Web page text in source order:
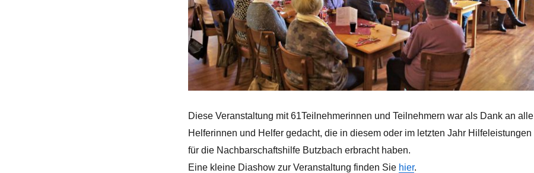
Diese Veranstaltung mit 61Teilnehmerinnen und Teilnehmern war als Dank an alle
Helferinnen und Helfer gedacht, die in diesem oder im letzten Jahr Hilfeleistungen
für die Nachbarschaftshilfe Butzbach erbracht haben.
Eine kleine Diashow zur Veranstaltung finden Sie hier.